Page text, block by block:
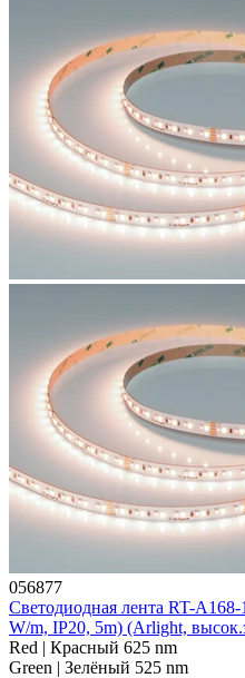
056877
Светодиодная лента RT-
W/m, IP20, 5m) (Arlight,
Red | Красный 625 nm
Green | Зелёный 525 nm